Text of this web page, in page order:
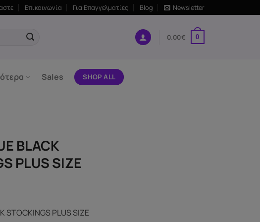
Επικοινωνία Για Επαγγελματίες Blog Newsletter
0.00€ 0
Sales SHOP ALL
BLACK
PLUS SIZE
STOCKINGS PLUS SIZE